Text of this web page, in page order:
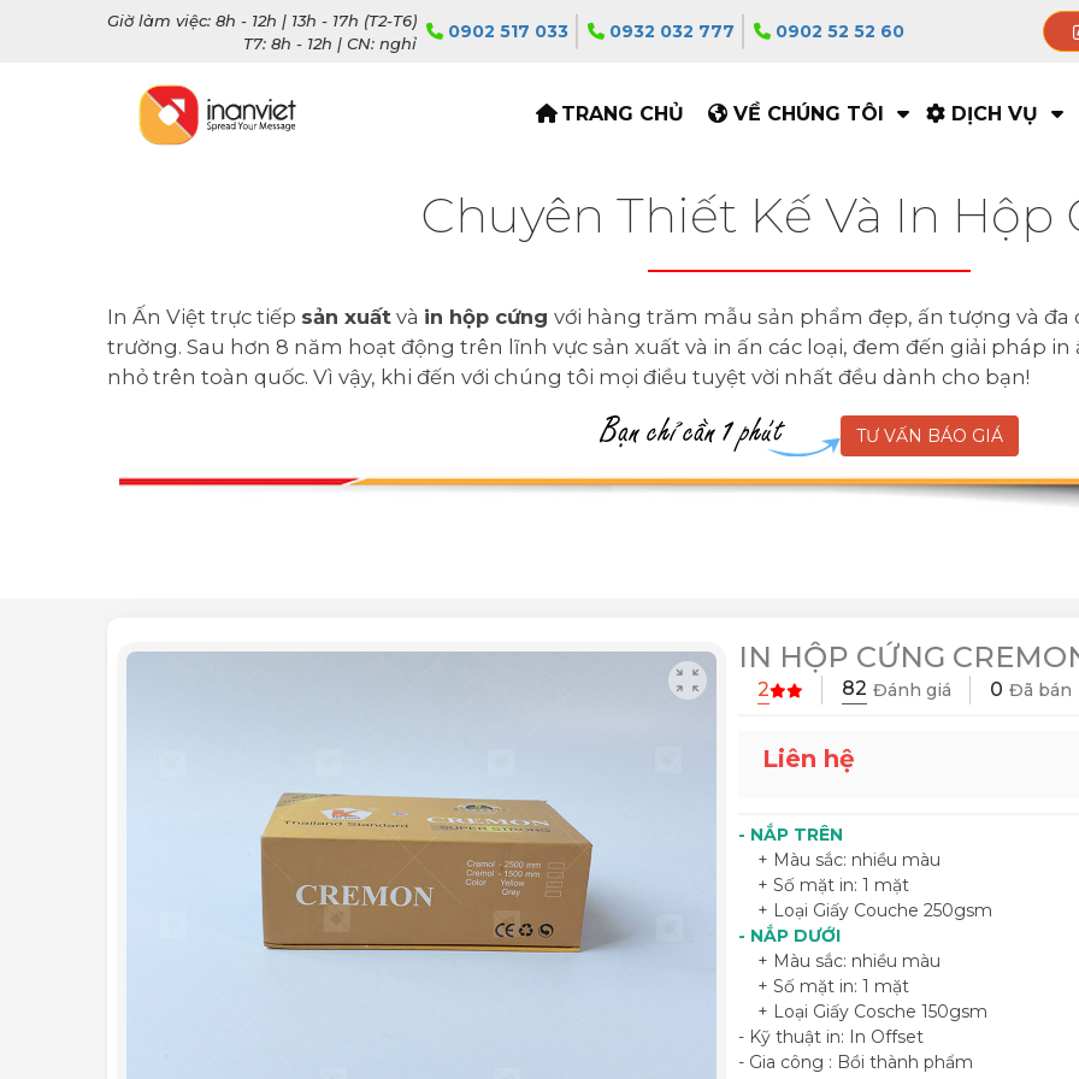
Giờ làm việc: 8h - 12h | 13h - 17h (T2-T6)
T7: 8h - 12h | CN: nghỉ
0902 517 033 0932 032 777 0902 52 52 60
TRANG CHỦ VỀ CHÚNG TÔI DỊCH VỤ
Chuyên Thiết Kế Và In Hộp
In Ấn Việt trực tiếp sản xuất và in hộp cứng với hàng trăm mẫu sản phẩm đẹp, ấn tượng và
trường. Sau hơn 8 năm hoạt động trên lĩnh vực sản xuất và in ấn các loại, đem đến giải pháp
nhỏ trên toàn quốc. Vì vậy, khi đến với chúng tôi mọi điều tuyệt vời nhất đều dành cho bạn!
TƯ VẤN BÁO GIÁ
IN HỘP CỨNG
2 82 Đánh giá 0 Đã bán
Liên hệ
- NẮP TRÊN
+ Màu sắc: nhiều màu
+ Số mặt in: 1 mặt
+ Loại Giấy Couche 250gsm
- NẮP DƯỚI
+ Màu sắc: nhiều màu
+ Số mặt in: 1 mặt
+ Loại Giấy Cosche 150gsm
- Kỹ thuật in: In Offset
- Gia công : Bồi thành phẩm